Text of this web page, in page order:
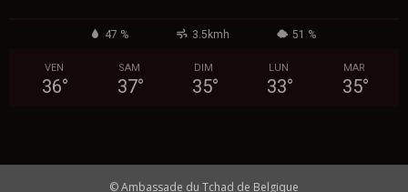
47 % 3.5kmh 51 %
VEN
36°
SAM
37°
DIM
35°
LUN
33°
MAR
35°
© Ambassade du Tchad de Belgique